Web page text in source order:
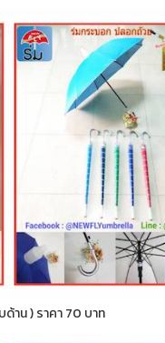
ด้าน ) ราคา 70 บาท